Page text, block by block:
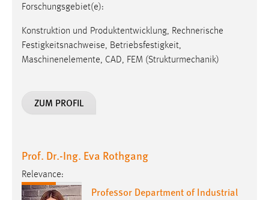
Forschungsgebiet(e):
Konstruktion und Produktentwicklung, Rechnerische
Festigkeitsnachweise, Betriebsfestigkeit,
Maschinenelemente, CAD, FEM (Strukturmechanik)
ZUM PROFIL
Prof. Dr.-Ing. Eva Rothgang
Relevance:
Professor Department of Industrial